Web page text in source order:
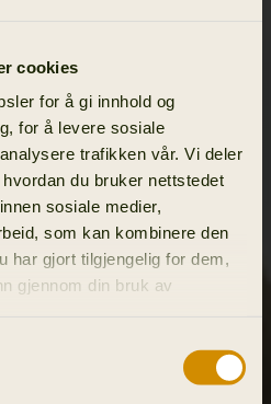
cookies
for å gi innhold og
for å levere sosiale
trafikken vår. Vi deler
du bruker nettstedet
sosiale medier,
som kan kombinere den
har gjort tilgjengelig for dem,
gjennom din bruk av